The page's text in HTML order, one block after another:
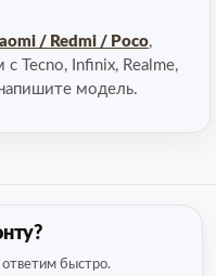
/ Redmi / Poco,
Tecno, Infinix, Realme,
модель.
быстро.